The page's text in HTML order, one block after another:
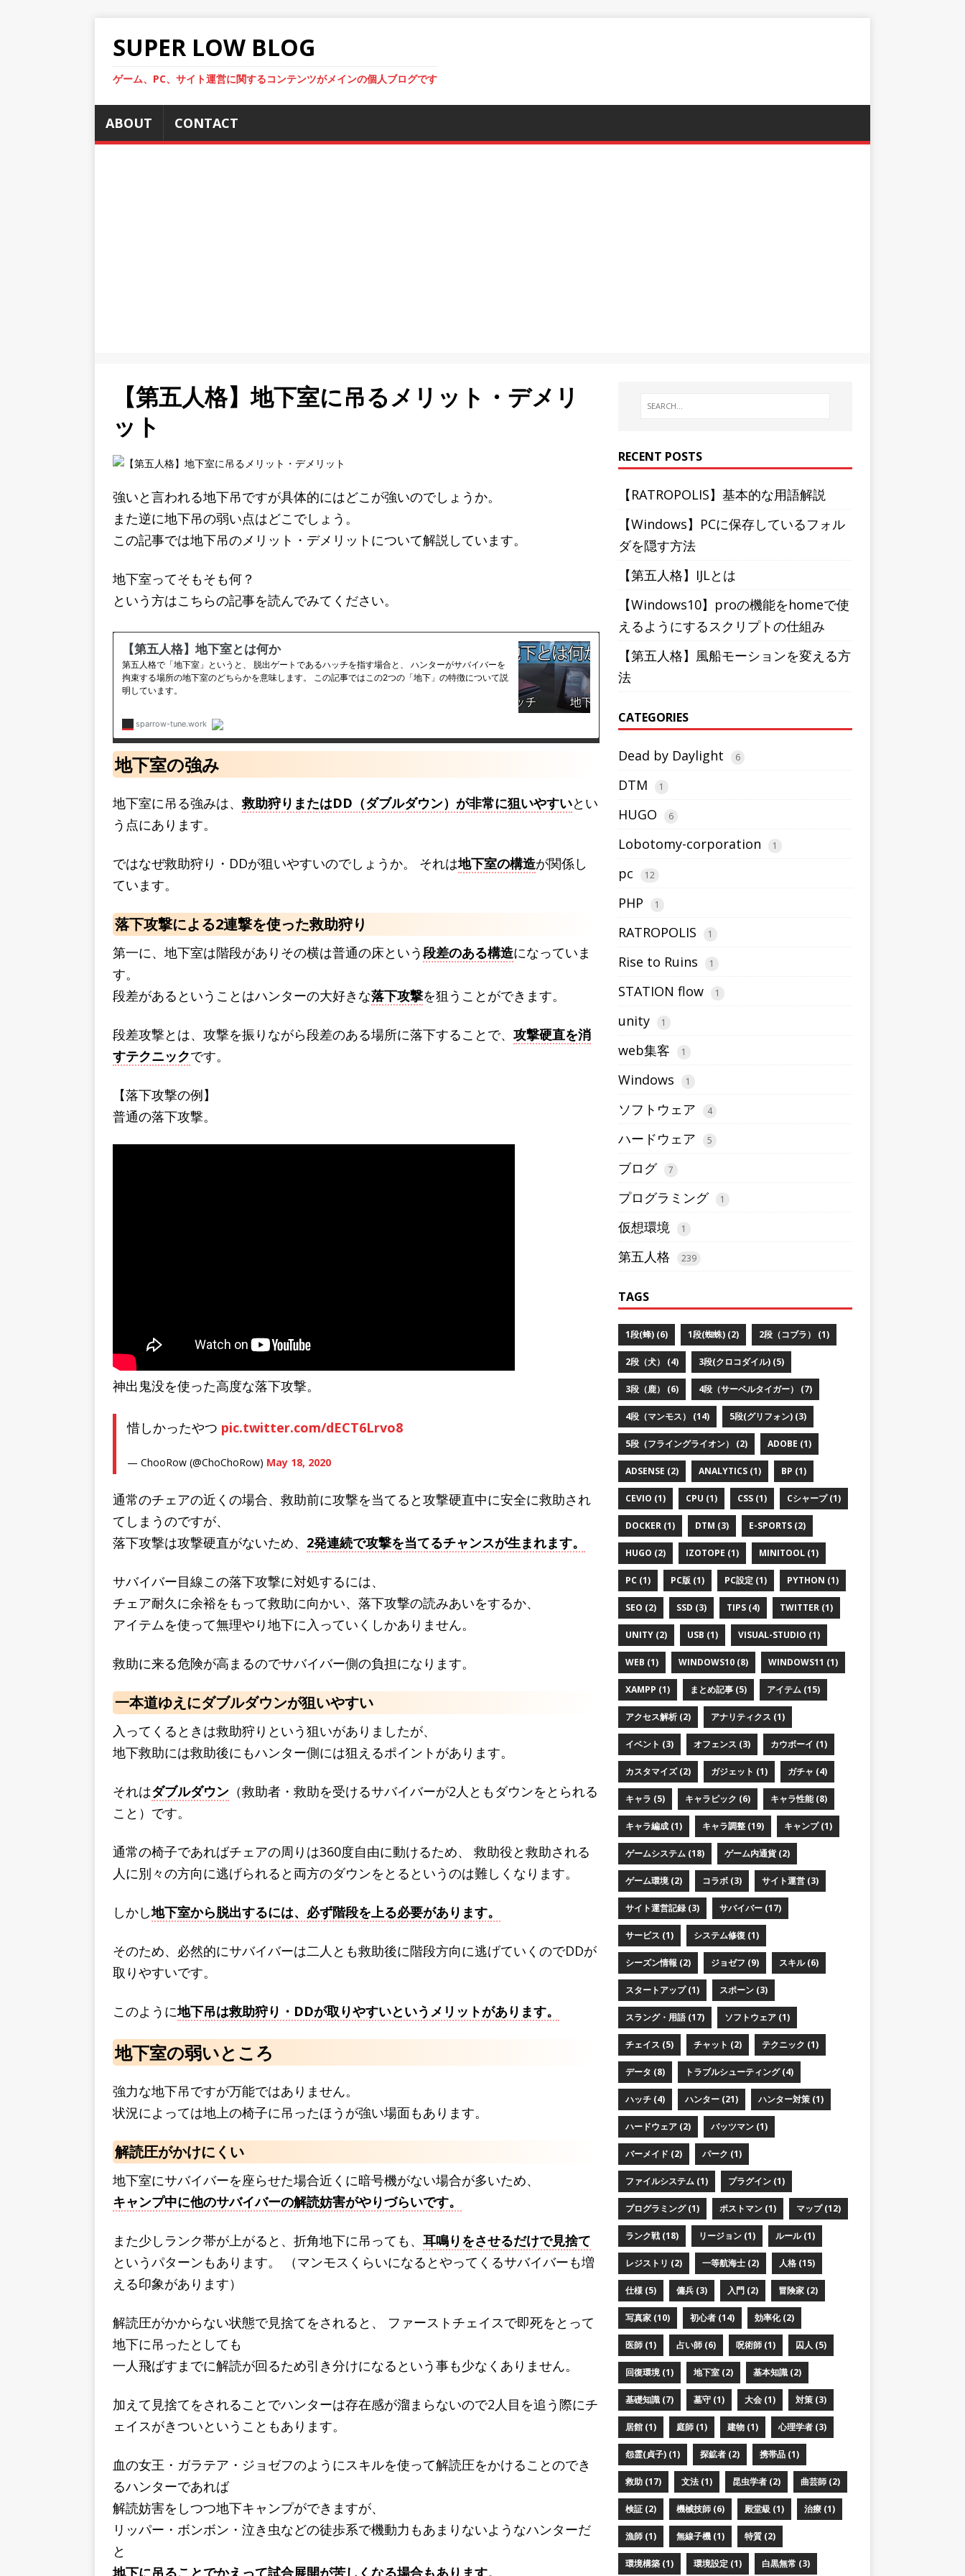
SUPER LOW BLOG
ゲーム、PC、サイト運営に関するコンテンツがメインの個人ブログです
ABOUT CONTACT
【第五人格】地下室に吊るメリット・デメリ
ット
強いと言われる地下吊ですが具体的にはどこが強いのでしょうか。
また逆に地下吊の弱い点はどこでしょう。
この記事では地下吊のメリット・デメリットについて解説しています。
地下室ってそもそも何？
という方はこちらの記事を読んでみてください。
地下室の強み
地下室に吊る強みは、救助狩りまたはDD（ダブルダウン）が非常に狙いやすいとい
う点にあります。
ではなぜ救助狩り・DDが狙いやすいのでしょうか。 それは地下室の構造が関係し
ています。
落下攻撃による2連撃を使った救助狩り
第一に、地下室は階段がありその横は普通の床という段差のある構造になっていま
す。
段差があるということはハンターの大好きな落下攻撃を狙うことができます。
段差攻撃とは、攻撃を振りながら段差のある場所に落下することで、 攻撃硬直を消
すテクニックです。
【落下攻撃の例】
普通の落下攻撃。
神出鬼没を使った高度な落下攻撃。
惜しかったやつ pic.twitter.com/dECT6Lrvo8
— ChooRow (@ChoChoRow) May 18, 2020
通常のチェアの近くの場合、救助前に攻撃を当てると攻撃硬直中に安全に救助され
てしまうのですが、
落下攻撃は攻撃硬直がないため、 2発連続で攻撃を当てるチャンスが生まれます。
サバイバー目線この落下攻撃に対処するには、
チェア耐久に余裕をもって救助に向かい、落下攻撃の読みあいをするか、
アイテムを使って無理やり地下に入っていくしかありません。
救助に来る危険が高まるのでサバイバー側の負担になります。
一本道ゆえにダブルダウンが狙いやすい
入ってくるときは救助狩りという狙いがありましたが、
地下救助には救助後にもハンター側には狙えるポイントがあります。
それはダブルダウン （救助者・救助を受けるサバイバーが2人ともダウンをとられる
こと）です。
通常の椅子であればチェアの周りは360度自由に動けるため、 救助役と救助される
人に別々の方向に逃げられると両方のダウンをとるというのは難しくなります。
しかし地下室から脱出するには、必ず階段を上る必要があります。
そのため、必然的にサバイバーは二人とも救助後に階段方向に逃げていくのでDDが
取りやすいです。
このように地下吊は救助狩り・DDが取りやすいというメリットがあります。
地下室の弱いところ
強力な地下吊ですが万能ではありません。
状況によっては地上の椅子に吊ったほうが強い場面もあります。
解読圧がかけにくい
地下室にサバイバーを座らせた場合近くに暗号機がない場合が多いため、
キャンプ中に他のサバイバーの解読妨害がやりづらいです。
また少しランク帯が上がると、折角地下に吊っても、 耳鳴りをさせるだけで見捨て
というパターンもあります。 （マンモスくらいになるとやってくるサバイバーも増
える印象があります）
解読圧がかからない状態で見捨てをされると、 ファーストチェイスで即死をとって
地下に吊ったとしても
一人飛ばすまでに解読が回るため引き分けになるという事も少なくありません。
加えて見捨てをされることでハンターは存在感が溜まらないので2人目を追う際にチ
ェイスがきついということもあります。
血の女王・ガラテア・ジョゼフのようにスキルを使って解読圧をかけることのでき
るハンターであれば
解読妨害をしつつ地下キャンプができますが、
リッパー・ボンボン・泣き虫などの徒歩系で機動力もあまりないようなハンターだ
と
地下に吊ることでかえって試合展開が苦しくなる場合もあります。
RECENT POSTS
【RATROPOLIS】基本的な用語解説
【Windows】PCに保存しているフォル
ダを隠す方法
【第五人格】IJLとは
【Windows10】proの機能をhomeで使
えるようにするスクリプトの仕組み
【第五人格】風船モーションを変える方
法
CATEGORIES
Dead by Daylight 6
DTM 1
HUGO 6
Lobotomy-corporation 1
pc 12
PHP 1
RATROPOLIS 1
Rise to Ruins 1
STATION flow 1
unity 1
web集客 1
Windows 1
ソフトウェア 4
ハードウェア 5
ブログ 7
プログラミング 1
仮想環境 1
第五人格 239
TAGS
1段(蜂) (6) 1段(蜘蛛) (2) 2段（コブラ） (1)
2段（犬） (4) 3段(クロコダイル) (5)
3段（鹿） (6) 4段（サーベルタイガー） (7)
4段（マンモス） (14) 5段(グリフォン) (3)
5段（フライングライオン） (2) ADOBE (1)
ADSENSE (2) ANALYTICS (1) BP (1)
CEVIO (1) CPU (1) CSS (1) Cシャープ (1)
DOCKER (1) DTM (3) E-SPORTS (2)
HUGO (2) IZOTOPE (1) MINITOOL (1)
PC (1) PC版 (1) PC設定 (1) PYTHON (1)
SEO (2) SSD (3) TIPS (4) TWITTER (1)
UNITY (2) USB (1) VISUAL-STUDIO (1)
WEB (1) WINDOWS10 (8) WINDOWS11 (1)
XAMPP (1) まとめ記事 (5) アイテム (15)
アクセス解析 (2) アナリティクス (1)
イベント (3) オフェンス (3) カウボーイ (1)
カスタマイズ (2) ガジェット (1) ガチャ (4)
キャラ (5) キャラピック (6) キャラ性能 (8)
キャラ編成 (1) キャラ調整 (19) キャンプ (1)
ゲームシステム (18) ゲーム内通貨 (2)
ゲーム環境 (2) コラボ (3) サイト運営 (3)
サイト運営記録 (3) サバイバー (17)
サービス (1) システム修復 (1)
シーズン情報 (2) ジョゼフ (9) スキル (6)
スタートアップ (1) スポーン (3)
スラング・用語 (17) ソフトウェア (1)
チェイス (5) チャット (2) テクニック (1)
データ (8) トラブルシューティング (4)
ハッチ (4) ハンター (21) ハンター対策 (1)
ハードウェア (2) バッツマン (1)
バーメイド (2) パーク (1)
ファイルシステム (1) プラグイン (1)
プログラミング (1) ポストマン (1) マップ (12)
ランク戦 (18) リージョン (1) ルール (1)
レジストリ (2) 一等航海士 (2) 人格 (15)
仕様 (5) 傭兵 (3) 入門 (2) 冒険家 (2)
写真家 (10) 初心者 (14) 効率化 (2)
医師 (1) 占い師 (6) 呪術師 (1) 囚人 (5)
回復環境 (1) 地下室 (2) 基本知識 (2)
基礎知識 (7) 墓守 (1) 大会 (1) 対策 (3)
居館 (1) 庭師 (1) 建物 (1) 心理学者 (3)
怨霊(貞子) (1) 探鉱者 (2) 携帯品 (1)
救助 (17) 文法 (1) 昆虫学者 (2) 曲芸師 (2)
検証 (2) 機械技師 (6) 殿堂級 (1) 治療 (1)
漁師 (1) 無線子機 (1) 特質 (2)
環境構築 (1) 環境設定 (1) 白黒無常 (3)